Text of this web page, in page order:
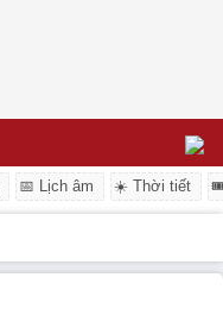
📅 Lịch âm ☀️ Thời tiết